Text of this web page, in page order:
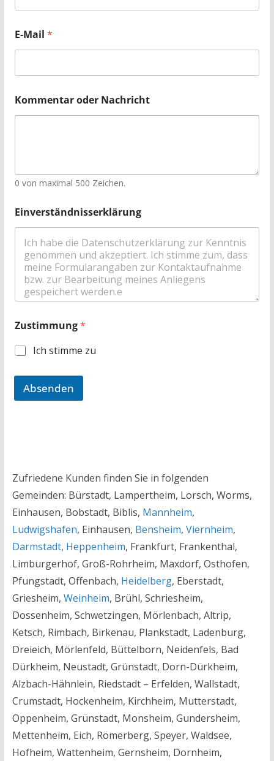
E-Mail *
Kommentar oder Nachricht
0 von maximal 500 Zeichen.
Einverständnisserklärung
Zustimmung*
Ich stimme zu
Absenden
Zufriedene Kunden finden Sie in folgenden
Gemeinden: Bürstadt, Lampertheim, Lorsch, Worms,
Einhausen, Bobstadt, Biblis, Mannheim,
Ludwigshafen, Einhausen, Bensheim, Viernheim,
Darmstadt, Heppenheim, Frankfurt, Frankenthal,
Limburgerhof, Groß-Rohrheim, Maxdorf, Osthofen,
Pfungstadt, Offenbach, Heidelberg, Eberstadt,
Griesheim, Weinheim, Brühl, Schriesheim,
Dossenheim, Schwetzingen, Mörlenbach, Altrip,
Ketsch, Rimbach, Birkenau, Plankstadt, Ladenburg,
Dreieich, Mörlenfeld, Büttelborn, Neidenfels, Bad
Dürkheim, Neustadt, Grünstadt, Dorn-Dürkheim,
Alzbach-Hähnlein, Riedstadt – Erfelden, Wallstadt,
Crumstadt, Hockenheim, Kirchheim, Mutterstadt,
Oppenheim, Grünstadt, Monsheim, Gundersheim,
Mettenheim, Eich, Römerberg, Speyer, Waldsee,
Hofheim, Wattenheim, Gernsheim, Dornheim,